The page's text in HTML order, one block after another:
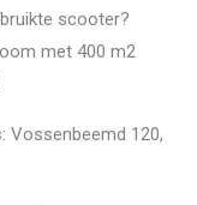
scooter?
met 400 m2
Vossenbeemd 120,